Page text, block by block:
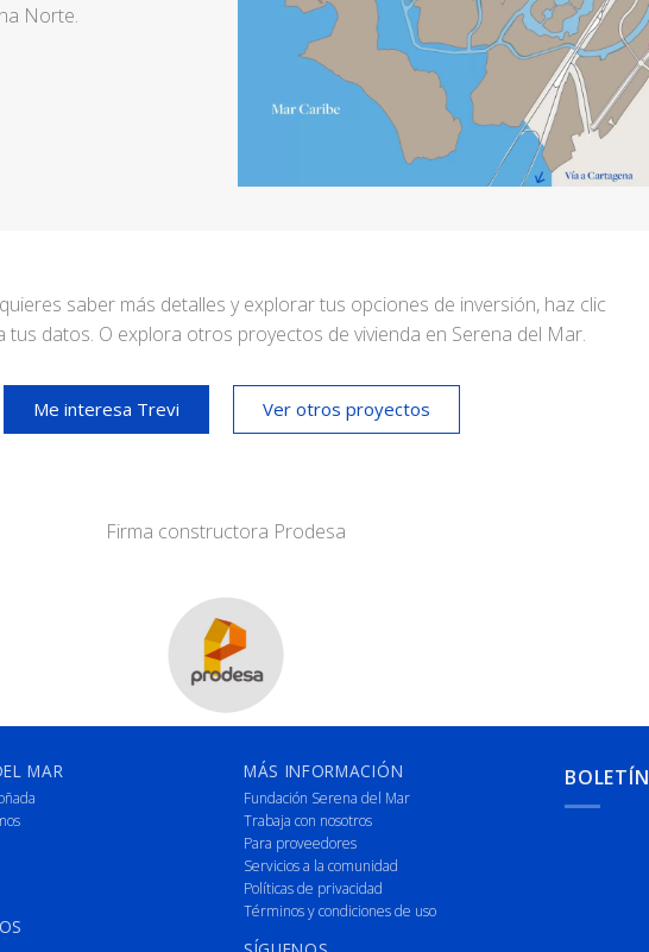
Norte.
saber más detalles y explorar tus opciones de inversión, haz clic
tus datos. O explora otros proyectos de vivienda en Serena del Mar.
Me interesa Trevi Ver otros proyectos
Firma constructora Prodesa
MAR MÁS INFORMACIÓN
Fundación Serena del Mar
Trabaja con nosotros
Para proveedores
Servicios a la comunidad
Políticas de privacidad
Términos y condiciones de uso
BOLETÍN